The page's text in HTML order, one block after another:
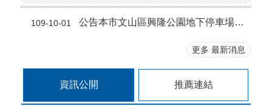
109-10-01 公告本市文山區興隆公園地下停車場自109年11月1日0時起調整全日月票收費費率。
更多 最新消息
資訊公開 推薦連結